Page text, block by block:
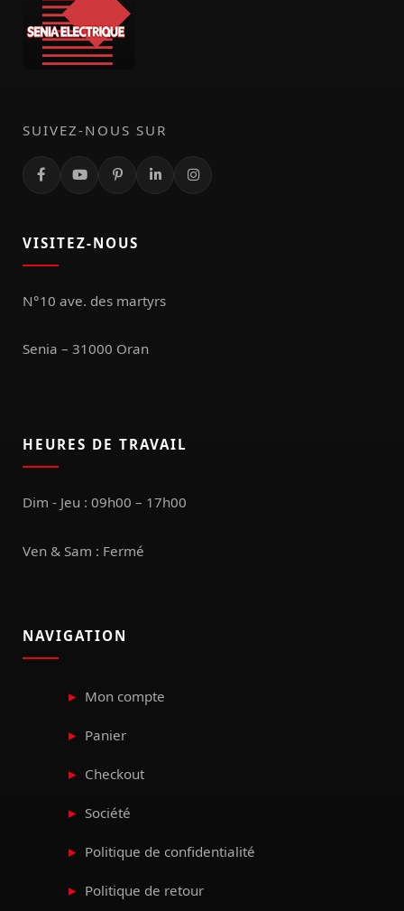
SUIVEZ-NOUS SUR
VISITEZ-NOUS
N°10 ave. des martyrs
Senia – 31000 Oran
HEURES DE TRAVAIL
Dim - Jeu : 09h00 – 17h00
Ven & Sam : Fermé
NAVIGATION
Mon compte
Panier
Checkout
Société
Politique de confidentialité
Politique de retour